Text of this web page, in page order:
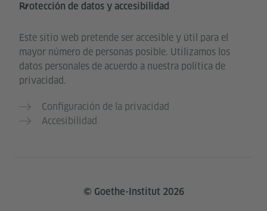
Protección de datos y accesibilidad
Este sitio web pretende ser accesible y útil para el
mayor número de personas posible. Utilizamos los
datos personales de acuerdo a nuestra política de
privacidad.
Configuración de la privacidad
Accesibilidad
© Goethe-Institut 2026